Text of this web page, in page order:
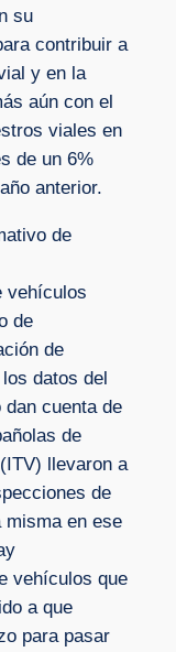
su
contribuir a
y en la
aún con el
viales en
de un 6%
anterior.
de
vehículos
de
de
datos del
cuenta de
de
llevaron a
de
en ese
vehículos que
a que
para pasar